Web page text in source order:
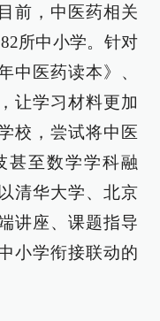
前，中医药相关
所中小学。针对
中医药读本》、
让学习材料更加
校，尝试将中医
甚至数学学科融
清华大学、北京
讲座、课题指导
小学衔接联动的